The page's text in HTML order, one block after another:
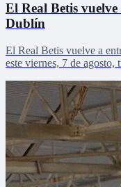
El Real Betis
Dublín
El Real Betis vuelve a
este viernes, 7 de agosto,